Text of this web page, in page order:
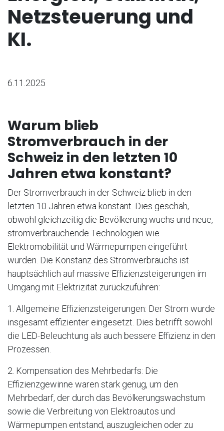
Netzsteuerung und
KI.
6.11.2025
Warum blieb
Stromverbrauch in der
Schweiz in den letzten 10
Jahren etwa konstant?
Der Stromverbrauch in der Schweiz blieb in den
letzten 10 Jahren etwa konstant. Dies geschah,
obwohl gleichzeitig die Bevölkerung wuchs und neue,
stromverbrauchende Technologien wie
Elektromobilität und Wärmepumpen eingeführt
wurden. Die Konstanz des Stromverbrauchs ist
hauptsächlich auf massive Effizienzsteigerungen im
Umgang mit Elektrizität zurückzuführen:
1. Allgemeine Effizienzsteigerungen: Der Strom wurde
insgesamt effizienter eingesetzt. Dies betrifft sowohl
die LED-Beleuchtung als auch bessere Effizienz in den
Prozessen.
2. Kompensation des Mehrbedarfs: Die
Effizienzgewinne waren stark genug, um den
Mehrbedarf, der durch das Bevölkerungswachstum
sowie die Verbreitung von Elektroautos und
Wärmepumpen entstand, auszugleichen oder zu